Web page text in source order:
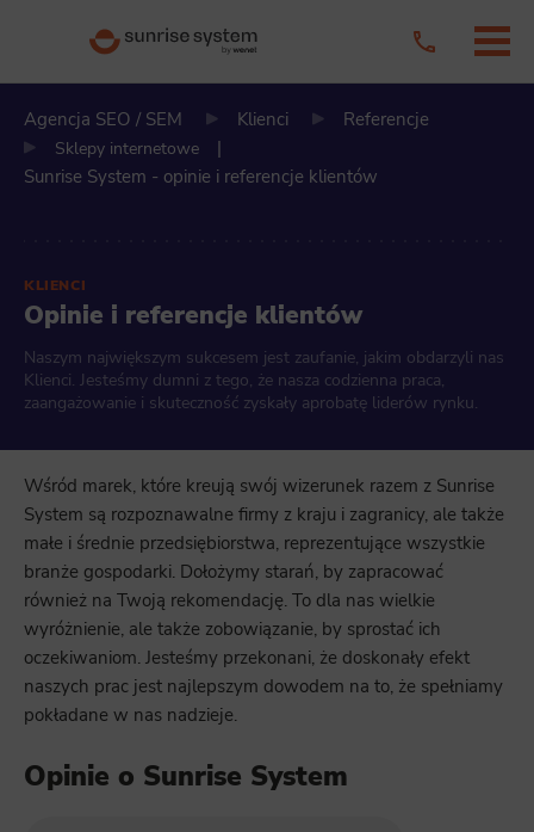
Agencja SEO / SEM Klienci
Referencje
Sklepy internetowe
|
Sunrise System - opinie i referencje klientów
KLIENCI
Opinie i referencje klientów
Naszym największym sukcesem jest zaufanie, jakim obdarzyli nas
Klienci. Jesteśmy dumni z tego, że nasza codzienna praca,
zaangażowanie i skuteczność zyskały aprobatę liderów rynku.
Opinie o Sunrise System
Wśród marek, które kreują swój wizerunek razem z Sunrise
System są rozpoznawalne firmy z kraju i zagranicy, ale także
małe i średnie przedsiębiorstwa, reprezentujące wszystkie
branże gospodarki. Dołożymy starań, by zapracować
również na Twoją rekomendację. To dla nas wielkie
wyróżnienie, ale także zobowiązanie, by sprostać ich
oczekiwaniom. Jesteśmy przekonani, że doskonały efekt
naszych prac jest najlepszym dowodem na to, że spełniamy
pokładane w nas nadzieje.